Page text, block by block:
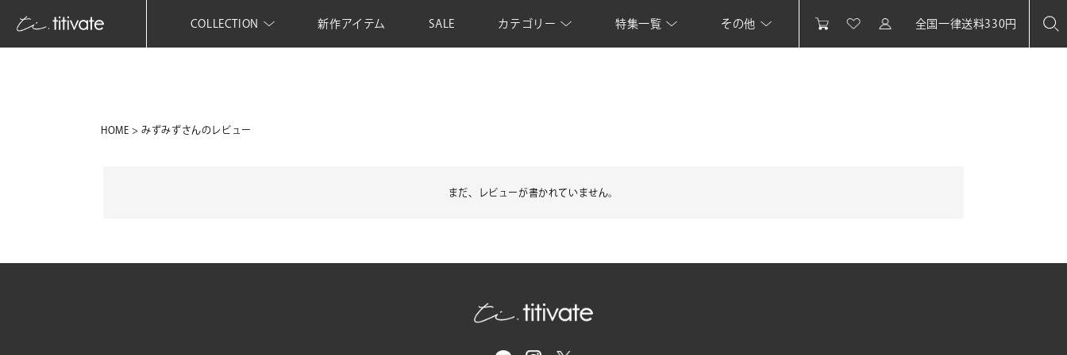
COLLECTION 新作アイテム SALE カテゴリー 特集一覧 その他 全国一律送料330円
HOME みずみずさんのレビュー
まだ、レビューが書かれていません。